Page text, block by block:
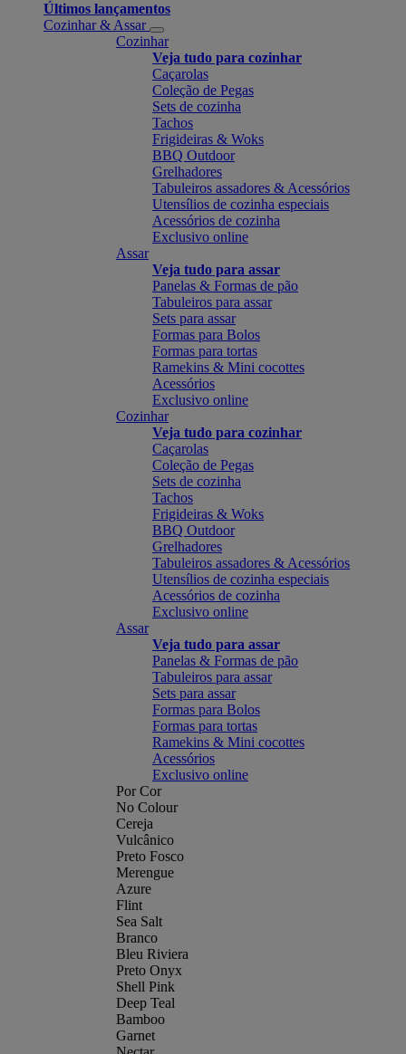
Últimos lançamentos
Cozinhar & Assar
Cozinhar
Veja tudo para cozinhar
Caçarolas
Coleção de Pegas
Sets de cozinha
Tachos
Frigideiras & Woks
BBQ Outdoor
Grelhadores
Tabuleiros assadores & Acessórios
Utensílios de cozinha especiais
Acessórios de cozinha
Exclusivo online
Assar
Veja tudo para assar
Panelas & Formas de pão
Tabuleiros para assar
Sets para assar
Formas para Bolos
Formas para tortas
Ramekins & Mini cocottes
Acessórios
Exclusivo online
Cozinhar
Veja tudo para cozinhar
Caçarolas
Coleção de Pegas
Sets de cozinha
Tachos
Frigideiras & Woks
BBQ Outdoor
Grelhadores
Tabuleiros assadores & Acessórios
Utensílios de cozinha especiais
Acessórios de cozinha
Exclusivo online
Assar
Veja tudo para assar
Panelas & Formas de pão
Tabuleiros para assar
Sets para assar
Formas para Bolos
Formas para tortas
Ramekins & Mini cocottes
Acessórios
Exclusivo online
Por Cor
No Colour
Cereja
Vulcânico
Preto Fosco
Merengue
Azure
Flint
Sea Salt
Branco
Bleu Riviera
Preto Onyx
Shell Pink
Deep Teal
Bamboo
Garnet